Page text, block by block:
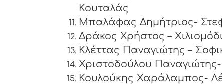
Μπαλάφας Δημήτριος-
Δράκος Χρήστος –
Κλέττας Παναγιώτης –
Χριστοδούλου Παναγιώτης-
Κουλούκης Χαράλαμπος-